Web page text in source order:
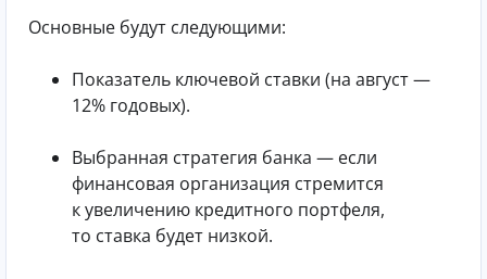
Основные будут следующими:
Показатель ключевой ставки (на август —
12% годовых).
Выбранная стратегия банка — если
финансовая организация стремится
к увеличению кредитного портфеля,
то ставка будет низкой.